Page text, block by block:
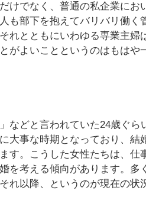
けでなく、普通の私企業に
も部下を抱えてバリバリ働
れとともにいわゆる専業主
がよいことというのはもはや
などと言われていた24歳ぐ
大事な時期となっており、
す。こうした女性たちは、
を考える傾向があります。
れ以降、というのが現在の状